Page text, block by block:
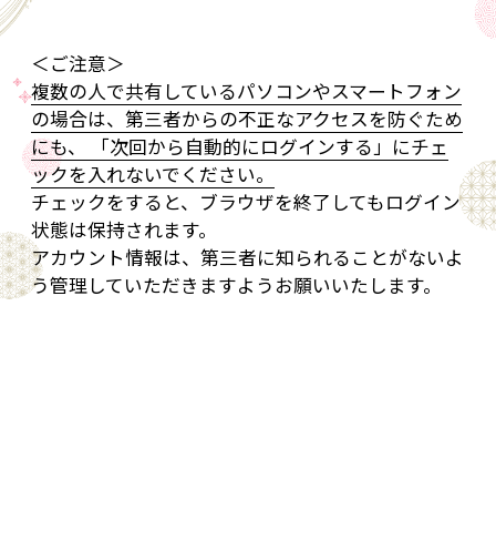
＜ご注意＞
複数の人で共有しているパソコンやスマートフォン
の場合は、第三者からの不正なアクセスを防ぐため
にも、 「次回から自動的にログインする」にチェ
ックを入れないでください。
チェックをすると、ブラウザを終了してもログイン
状態は保持されます。
アカウント情報は、第三者に知られることがないよ
う管理していただきますようお願いいたします。